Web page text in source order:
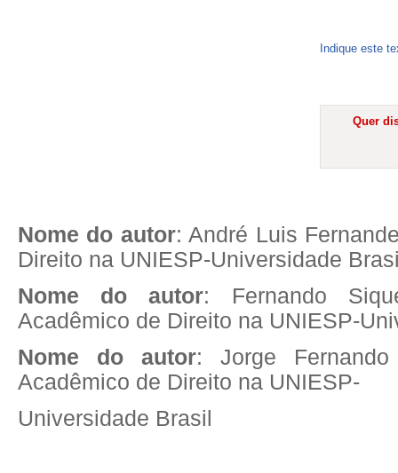
Indique este
Quer
Nome do autor: André Luis
Direito na UNIESP-Universidade
Nome do autor: Fernando
Acadêmico de Direito na UNIESP-
Nome do autor: Jorge
Acadêmico de Direito na UNIESP-
Universidade Brasil